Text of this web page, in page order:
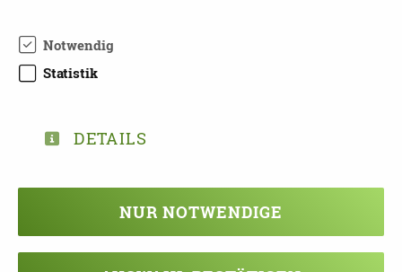
DOWNLOAD FLYER VORTRAGSREIHE
ZUVERSICHT”
TEILEN
Notwendig
Statistik
DETAILS
NUR NOTWENDIGE